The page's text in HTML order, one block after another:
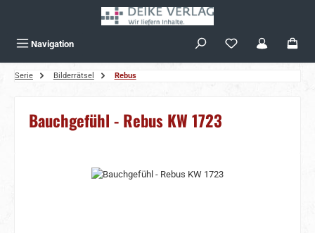
Navigation
Serie Bilderrätsel Rebus
Bauchgefühl - Rebus KW 1723
Bildergalerie überspringen